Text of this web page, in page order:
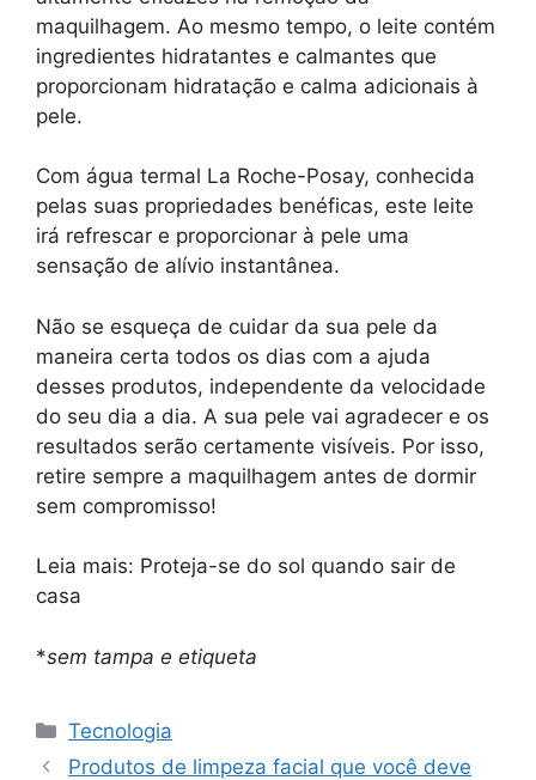
maquilhagem. Ao mesmo tempo, o leite contém
ingredientes hidratantes e calmantes que
proporcionam hidratação e calma adicionais à
pele.
Com água termal La Roche-Posay, conhecida
pelas suas propriedades benéficas, este leite
irá refrescar e proporcionar à pele uma
sensação de alívio instantânea.
Não se esqueça de cuidar da sua pele da
maneira certa todos os dias com a ajuda
desses produtos, independente da velocidade
do seu dia a dia. A sua pele vai agradecer e os
resultados serão certamente visíveis. Por isso,
retire sempre a maquilhagem antes de dormir
sem compromisso!
Leia mais: Proteja-se do sol quando sair de
casa
*sem tampa e etiqueta
Categorias
Tecnologia
Produtos de limpeza facial que você deve